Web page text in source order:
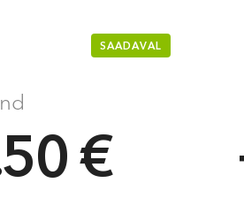
SAADAVAL
€